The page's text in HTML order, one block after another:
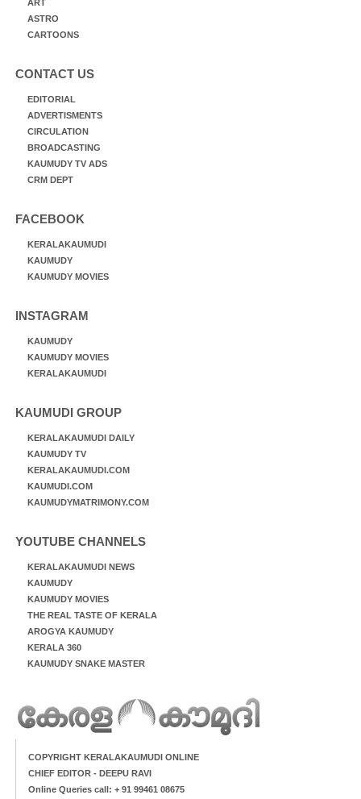
ART
ASTRO
CARTOONS
CONTACT US
EDITORIAL
ADVERTISMENTS
CIRCULATION
BROADCASTING
KAUMUDY TV ADS
CRM DEPT
FACEBOOK
KERALAKAUMUDI
KAUMUDY
KAUMUDY MOVIES
INSTAGRAM
KAUMUDY
KAUMUDY MOVIES
KERALAKAUMUDI
KAUMUDI GROUP
KERALAKAUMUDI DAILY
KAUMUDY TV
KERALAKAUMUDI.COM
KAUMUDI.COM
KAUMUDYMATRIMONY.COM
YOUTUBE CHANNELS
KERALAKAUMUDI NEWS
KAUMUDY
KAUMUDY MOVIES
THE REAL TASTE OF KERALA
AROGYA KAUMUDY
KERALA 360
KAUMUDY SNAKE MASTER
COPYRIGHT KERALAKAUMUDI ONLINE
CHIEF EDITOR - DEEPU RAVI
Online Queries call: + 91 99461 08675